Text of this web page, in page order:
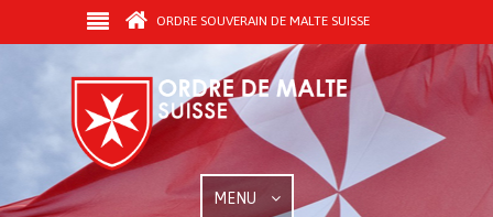
ORDRE SOUVERAIN DE MALTE SUISSE
MENU